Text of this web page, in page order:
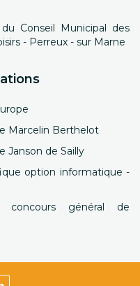
Conseil Municipal des
- Perreux - sur Marne
Marcelin Berthelot
Janson de Sailly
option informatique -
général de